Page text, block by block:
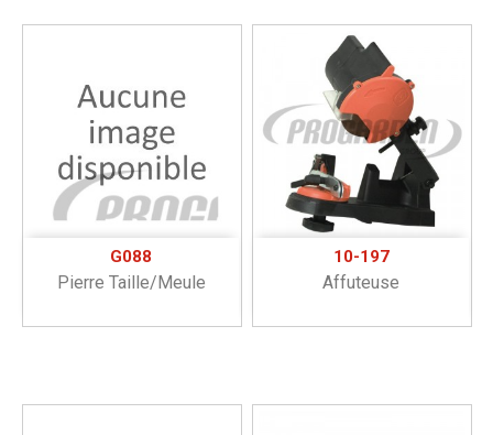
G088
Pierre Taille/meule
10-197
Affuteuse